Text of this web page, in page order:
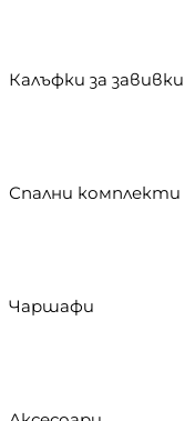
Калъфки за завивки
Спални комплекти
Чаршафи